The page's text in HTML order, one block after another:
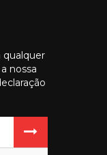
qualquer
nossa